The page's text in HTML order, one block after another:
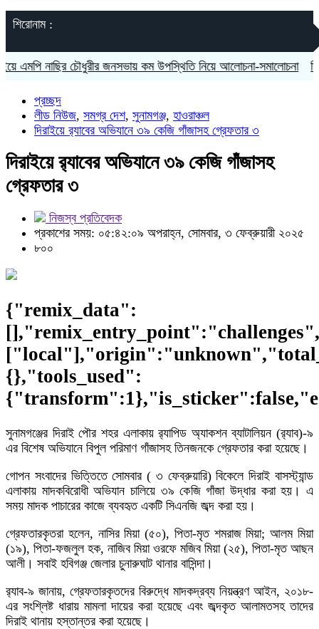
শিরোনাম :
নাছির চৌধুরীর জনসভায় কম উপস্থিতি নিয়ে আলোচনা-সমালোচনা সিলেটে দুই
প্রচ্ছদ
লীড নিউজ, সমগ্র দেশ, সুনামগঞ্জ, হাওরাঞ্চল
দিরাইয়ে র‌্যাবের অভিযানে ৩৯ কেজি গাঁজাসহ গ্রেফতার ৩
দিরাইয়ে র‌্যাবের অভিযানে ৩৯ কেজি গাঁজাসহ
গ্রেফতার ৩
নিজস্ব প্রতিবেদক
প্রকাশের সময়: ০৫:৪২:০৯ অপরাহ্ন, সোমবার, ৩ ফেব্রুয়ারী ২০২৫
৮০০
{"remix_data":
{},"tools_used":
সুনামগঞ্জের দিরাই পৌর শহর এলাকায় র‌্যাপিড অ্যাকশন ব্যাটালিয়ন (র‌্যাব)-৯
এর বিশেষ অভিযানে বিপুল পরিমাণ গাঁজাসহ তিনজনকে গ্রেফতার করা হয়েছে।
গোপন সংবাদের ভিত্তিতে সোমবার ( ৩ ফেব্রুয়ারি) বিকেলে দিরাই বাসস্ট্যান্ড
এলাকায় মাদকবিরোধী অভিযান চালিয়ে ৩৯ কেজি গাঁজা উদ্ধার করা হয়। এ
সময় মাদক পাচারের কাজে ব্যবহৃত একটি সিএনজি জব্দ করা হয়।
গ্রেফতারকৃতরা হলেন, নাসির মিয়া (৫০), পিতা-মৃত শমরাজ মিয়া; আলম মিয়া
(১৯), পিতা-ফজলুল হক, নাজিব মিয়া ওরফে মজিব মিয়া (২৫), পিতা-মৃত আছন
আলী। সবাই হবিগঞ্জ জেলার চুনারুঘাট থানার বাসিন্দা।
র‌্যাব-৯ জানায়, গ্রেফতারকৃতদের বিরুদ্ধে মাদকদ্রব্য নিয়ন্ত্রণ আইন, ২০১৮-
এর সংশ্লিষ্ট ধারায় মামলা দায়ের করা হয়েছে এবং জব্দকৃত আলামতসহ তাদের
দিরাই থানায় হস্তান্তর করা হয়েছে।